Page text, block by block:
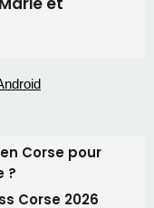
Corse pour